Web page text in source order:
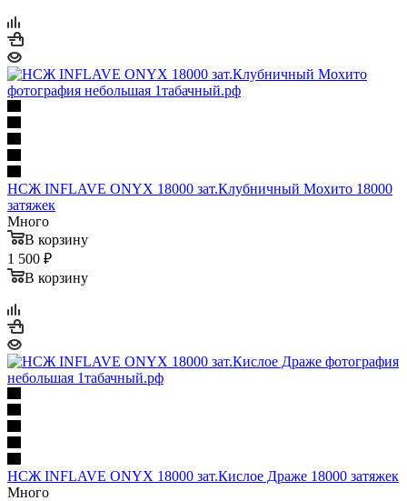
НСЖ INFLAVE ONYX 18000 зат.Клубничный Мохито 18000
затяжек
Много
В корзину
1 500 ₽
В корзину
НСЖ INFLAVE ONYX 18000 зат.Кислое Драже 18000 затяжек
Много